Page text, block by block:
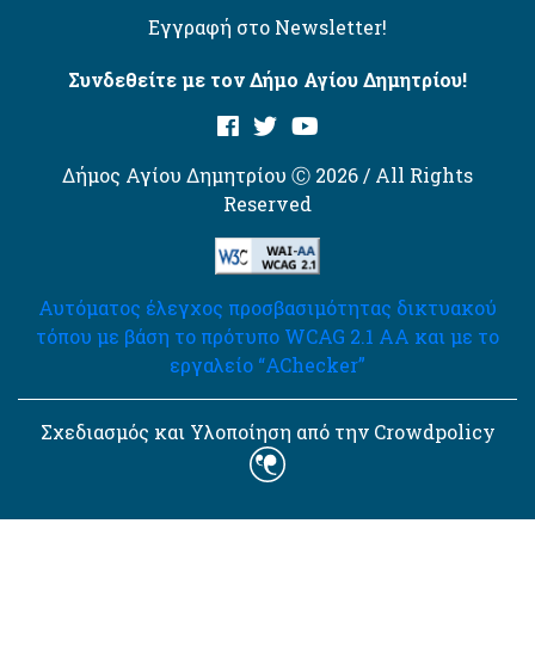
Εγγραφή στο Newsletter!
Συνδεθείτε με τον Δήμο Αγίου Δημητρίου!
Δήμος Αγίου Δημητρίου Ⓒ 2026 / All Rights
Reserved
Αυτόματος έλεγχος προσβασιμότητας δικτυακού
τόπου με βάση το πρότυπο WCAG 2.1 AA και με το
εργαλείο “AChecker”
Σχεδιασμός και Υλοποίηση από την Crowdpolicy